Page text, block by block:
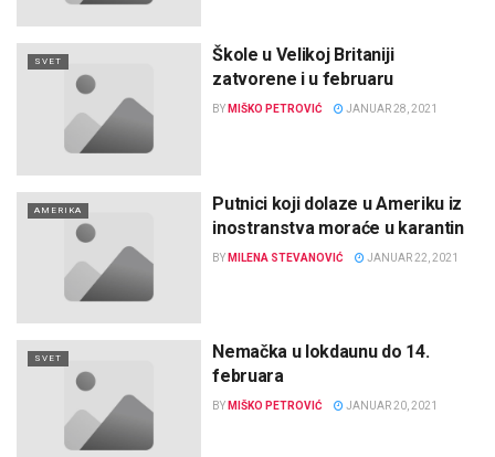
SVET
Škole u Velikoj Britaniji
zatvorene i u februaru
BY MIŠKO PETROVIĆ JANUAR 28, 2021
AMERIKA
Putnici koji dolaze u Ameriku iz
inostranstva moraće u karantin
BY MILENA STEVANOVIĆ JANUAR 22, 2021
SVET
Nemačka u lokdaunu do 14.
februara
BY MIŠKO PETROVIĆ JANUAR 20, 2021